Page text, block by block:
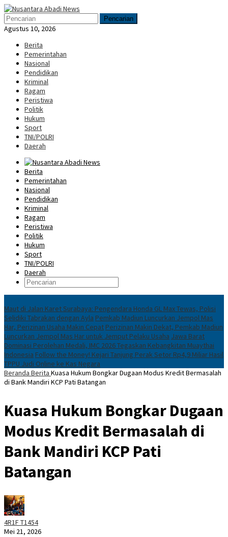
Loncat
ke
konten
Menu
Mobile
Pencarian
Agustus 10, 2026
Berita
Pemerintahan
Nasional
Pendidikan
Kriminal
Ragam
Peristiwa
Politik
Hukum
Sport
TNI/POLRI
Daerah
Berita
Pemerintahan
Nasional
Pendidikan
Kriminal
Ragam
Peristiwa
Politik
Hukum
Sport
TNI/POLRI
Daerah
Maut di Jalan Karet Surabaya: Pengendara Honda GL Max Tewas, Polisi
Selidiki Tabrakan dengan Ayla Pemkab Madiun Luncurkan Jempol Mas
Har, Perizinan Usaha Makin Cepat Perizinan Makin Dekat, Pemkab Madiun
Luncurkan Jempol Mas Har untuk Jemput Pelaku Usaha Jawa Barat
Dominasi Perolehan Medali, IMC 2026 Tegaskan Kebangkitan Muaythai
Indonesia Follow the Money! Kejari Tanjung Perak Setor Rp4,9 Miliar Hasil
TPPU Judi Online ke Kas Negara
Beranda Berita Kuasa Hukum Bongkar Dugaan Modus Kredit Bermasalah
di Bank Mandiri KCP Pati Batangan
Kuasa Hukum Bongkar Dugaan
Modus Kredit Bermasalah di
Bank Mandiri KCP Pati
Batangan
4R1F T1454
Mei 21, 2026